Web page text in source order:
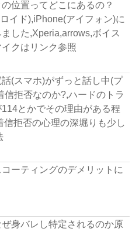
位置ってどこにあるの？
イド),iPhone(アイフォン)に
した,Xperia,arrows,ボイス
クはリンク参照
話(スマホ)がずっと話し中(プ
信拒否なのか?,ハードのトラ
とかでその理由がある程
信拒否の心理の深堀りも少し
ーティングのデメリットに
身バレし特定されるのか原